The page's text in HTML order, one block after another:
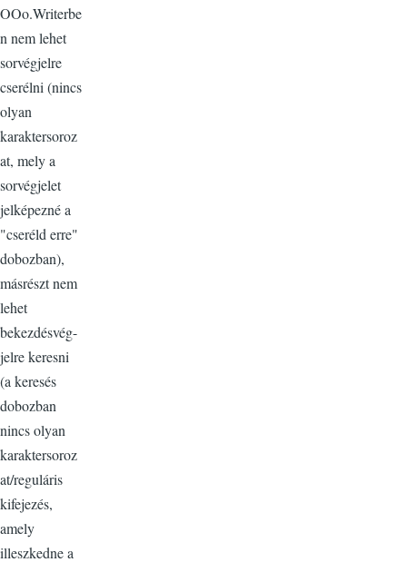
OOo.Writerbe
n nem lehet
sorvégjelre
cserélni (nincs
olyan
karaktersoroz
at, mely a
sorvégjelet
jelképezné a
"cseréld erre"
dobozban),
másrészt nem
lehet
bekezdésvég-
jelre keresni
(a keresés
dobozban
nincs olyan
karaktersoroz
at/reguláris
kifejezés,
amely
illeszkedne a